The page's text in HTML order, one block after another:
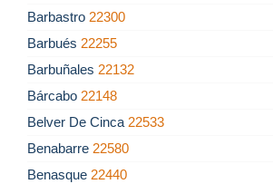
Barbastro 22300
Barbués 22255
Barbuñales 22132
Bárcabo 22148
Belver De Cinca 22533
Benabarre 22580
Benasque 22440